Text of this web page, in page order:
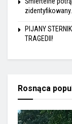
PIJANY
TRAGEDII!
Rosnąca